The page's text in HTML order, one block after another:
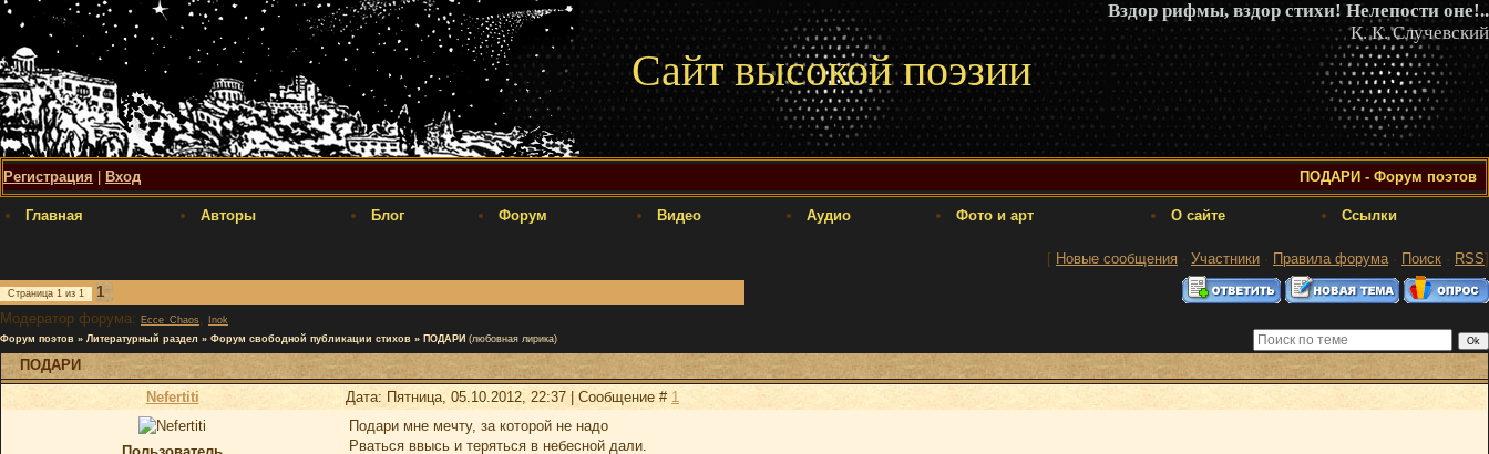
Вздор рифмы, вздор стихи! Нелепости оне!..
К. К. Случевский
Сайт высокой поэзии
Регистрация Вход ПОДАРИ - Форум поэтов
Главная Авторы Блог Форум Видео Аудио Фото и арт О сайте Ссылки
[ Новые сообщения · Участники · Правила форума· Поиск · RSS]
Страница 1 из 1
1
Модератор форума: Ecce_Chaos ,
Inok
Форум поэтов » Литературный раздел » Форум свободной публикации стихов » ПОДАРИ (любовная лирика)
ПОДАРИ
Nefertiti
Дата: Пятница, 05.10.2012, 22:37 | Сообщение # 1
Подари мне мечту, за которой не надо
Рваться ввысь и теряться в небесной дали.